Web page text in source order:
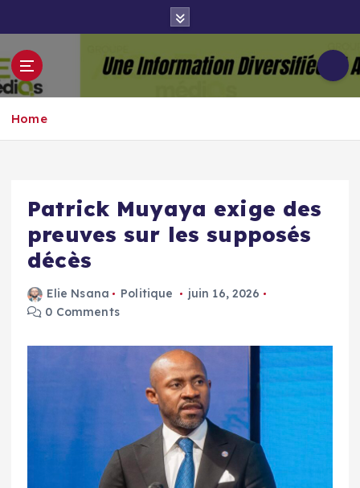
p
t
o
o
Groupe Aigle
Médias
Home
Patrick Muyaya exige des
preuves sur les supposés
décès
Elie Nsana Politique
juin 16, 2026
0 Comments